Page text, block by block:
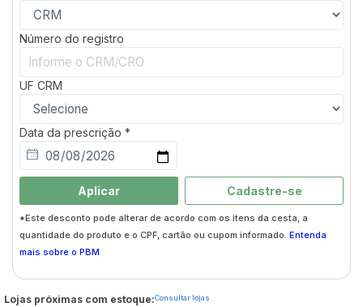
Número do registro
UF CRM
Data da prescrição *
Aplicar Cadastre-se
*Este desconto pode alterar de acordo com os itens da cesta, a
quantidade do produto e o CPF, cartão ou cupom informado. Entenda
mais sobre o PBM
Lojas próximas com estoque:Consultar lojas